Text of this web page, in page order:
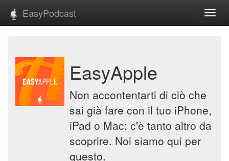
EasyPodcast
EasyApple
Non accontentarti di ciò che
sai già fare con il tuo iPhone,
iPad o Mac: c'è tanto altro da
scoprire. Noi siamo qui per
questo.